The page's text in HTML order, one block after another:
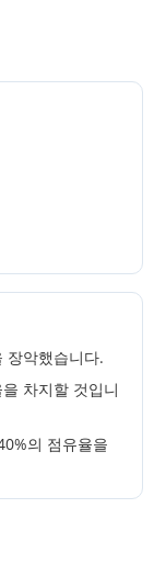
장악했습니다.
차지할 것입니
의 점유율을